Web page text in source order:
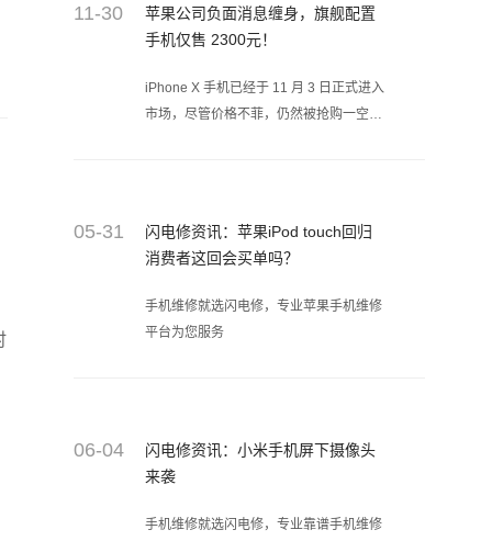
11-30
苹果公司负面消息缠身，旗舰配置
手机仅售 2300元！
iPhone X 手机已经于 11 月 3 日正式进入
市场，尽管价格不菲，仍然被抢购一空。
05-31
闪电修资讯：苹果iPod touch回归
消费者这回会买单吗？
手机维修就选闪电修，专业苹果手机维修
平台为您服务
06-04
闪电修资讯：小米手机屏下摄像头
来袭
手机维修就选闪电修，专业靠谱手机维修